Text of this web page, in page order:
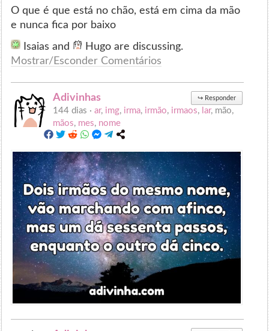
O que é que está no chão, está em cima da mão
e nunca fica por baixo
Isaias and
Hugo are discussing.
Mostrar/Esconder Comentários
Adivinhas ↪ Responder
144 dias ·ar, img, irma, irmão, irmaos, lar, mão,
mãos, mes, nome